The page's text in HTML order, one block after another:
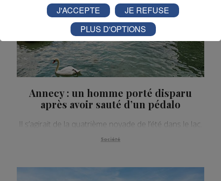
Annecy : un homme porté disparu
après avoir sauté d’un pédalo
Il s’agirait de la quatrième noyade de l’été dans le lac.
Société
J'ACCEPTE
JE REFUSE
PLUS D'OPTIONS